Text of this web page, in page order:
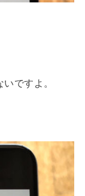
ですよ。